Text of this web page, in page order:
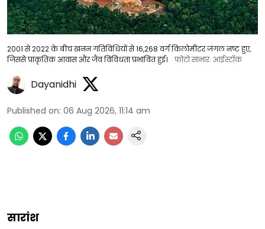
2001 से 2022 के बीच खनन गतिविधियों से 16,268 वर्ग किलोमीटर जंगल नष्ट हुए,
जिससे प्राकृतिक आवास और जैव विविधता प्रभावित हुई।
फोटो साभार: आईस्टॉक
Dayanidhi
Published on: 06 Aug 2026, 11:14 am
सारांश